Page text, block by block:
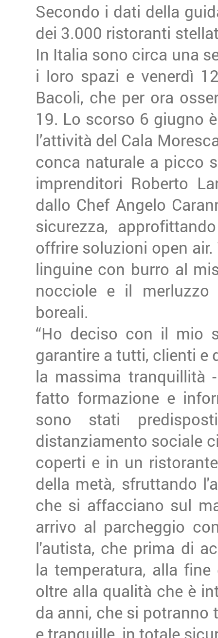
Secondo i dati della
dei 3.000 ristoranti
In Italia sono circa una
i loro spazi e venerdì
Bacoli, che per ora
19. Lo scorso 6 giugno
l’attività del Cala
conca naturale a picco
imprenditori Roberto
dallo Chef Angelo
sicurezza,
offrire soluzioni open
linguine con burro al
nocciole e il
boreali.
“Ho deciso con il mio
garantire a tutti, clienti e
la massima tranquillità
fatto formazione e
sono stati
distanziamento sociale
coperti e in un
della metà, sfruttando
che si affacciano sul
arrivo al parcheggio
l'autista, che prima di
la temperatura, alla
oltre alla qualità che è
da anni, che si potranno
e tranquille, in totale